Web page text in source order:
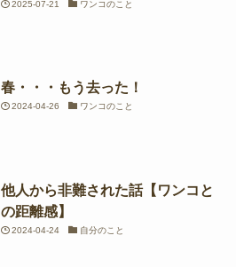
2025-07-21 ワンコのこと
春・・・もう去った！
2024-04-26 ワンコのこと
他人から非難された話【ワンコと
の距離感】
2024-04-24 自分のこと